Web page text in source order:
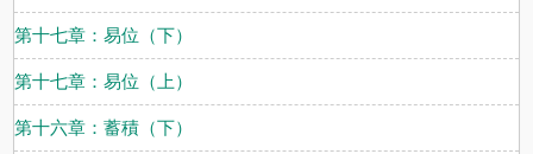
第十七章：易位（下）
第十七章：易位（上）
第十六章：蓄積（下）